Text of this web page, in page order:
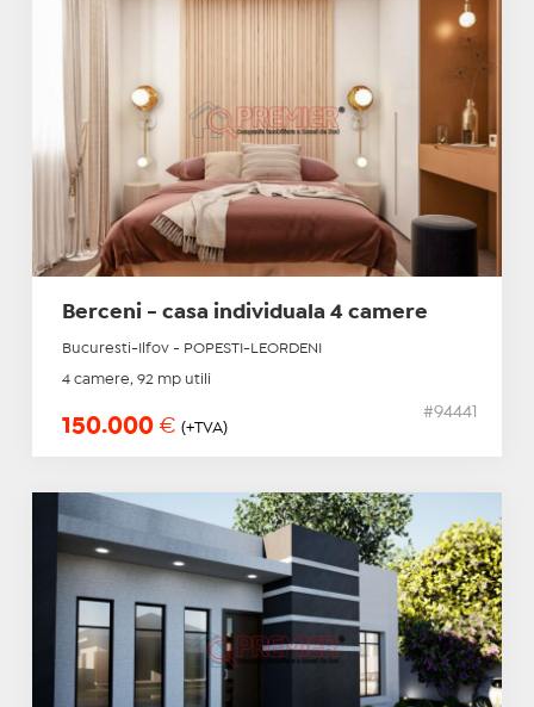
Berceni - casa individuala 4 camere
Bucuresti-Ilfov - POPESTI-LEORDENI
4 camere, 92 mp utili
150.000 € (+TVA)
#94441